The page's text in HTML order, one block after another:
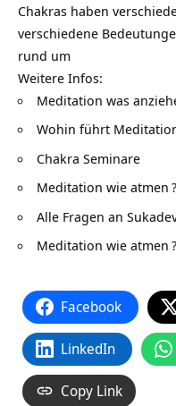
Chakras haben
verschiedene
rund um
Weitere Infos:
Meditation was
Wohin führt
Chakra Seminare
Meditation wie atmen ?
Alle Fragen an
Meditation wie atmen ?
Facebook
LinkedIn
Copy Link